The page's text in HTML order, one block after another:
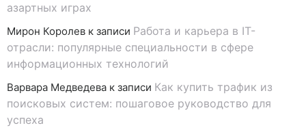
азартных играх
Мирон Королев к записи Работа и карьера в IT-
отрасли: популярные специальности в сфере
информационных технологий
Варвара Медведева к записи Как купить трафик из
поисковых систем: пошаговое руководство для
успеха